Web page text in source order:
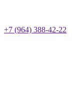
+7 (964) 388-42-22